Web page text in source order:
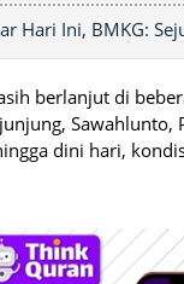
Hari Ini, BMKG:
berlanjut di
dini hari,